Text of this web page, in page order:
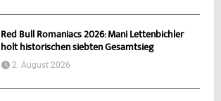
Red Bull Romaniacs 2026: Mani Lettenbichler
holt historischen siebten Gesamtsieg
2. August 2026